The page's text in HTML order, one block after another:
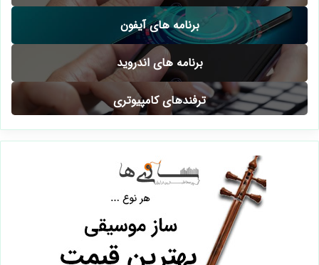
برنامه های آیفون
برنامه های اندروید
ترفندهای کامپیوتری